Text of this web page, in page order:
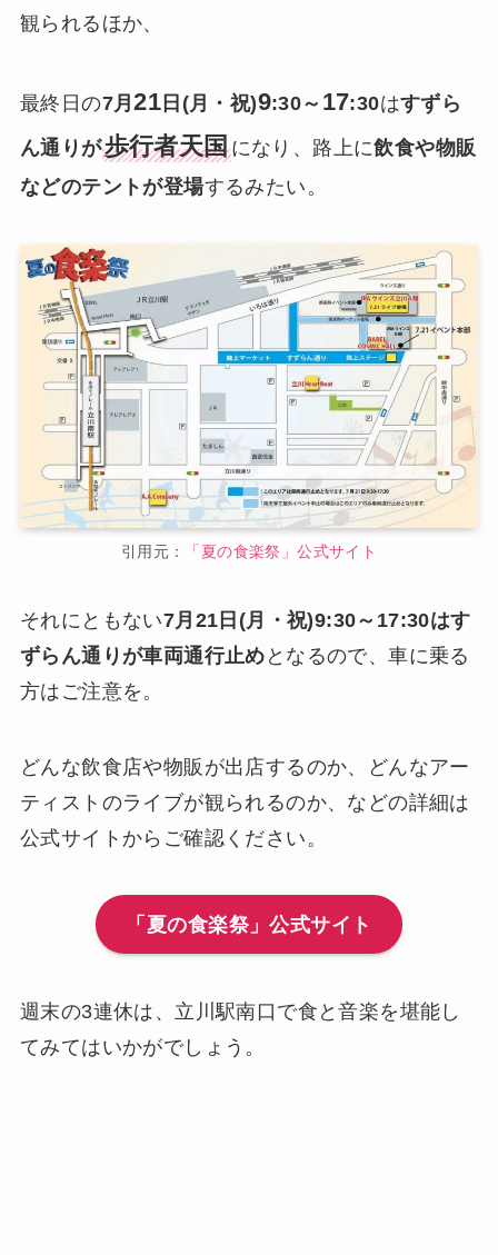
観られるほか、
最終日の7月21 日(月・祝)9:30～ 17:30はすずら
ん通りが歩行者天国になり、路上に飲食や物販
などのテントが登場するみたい。
引用元： 「夏の食楽祭」公式サイト
それにともない7月21日(月・祝)9:30～17:30はす
ずらん通りが車両通行止め となるので、車に乗る
方はご注意を。
どんな飲食店や物販が出店するのか、どんなアー
ティストのライブが観られるのか、などの詳細は
公式サイトからご確認ください。
「夏の食楽祭」公式サイト
週末の3連休は、立川駅南口で食と音楽を堪能し
てみてはいかがでしょう。